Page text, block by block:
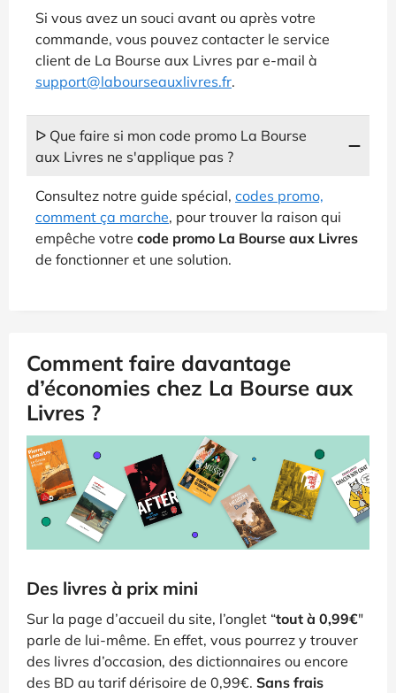
Si vous avez un souci avant ou après votre
commande, vous pouvez contacter le service
client de La Bourse aux Livres par e-mail à
support@labourseauxlivres.fr.
ᐅ Que faire si mon code promo La Bourse
aux Livres ne s'applique pas ?
Consultez notre guide spécial, codes promo,
comment ça marche, pour trouver la raison qui
empêche votre code promo La Bourse aux Livres
de fonctionner et une solution.
Comment faire davantage
d’économies chez La Bourse aux
Livres ?
Des livres à prix mini
Sur la page d’accueil du site, l’onglet “tout à 0,99€"
parle de lui-même. En effet, vous pourrez y trouver
des livres d’occasion, des dictionnaires ou encore
des BD au tarif dérisoire de 0,99€. Sans frais